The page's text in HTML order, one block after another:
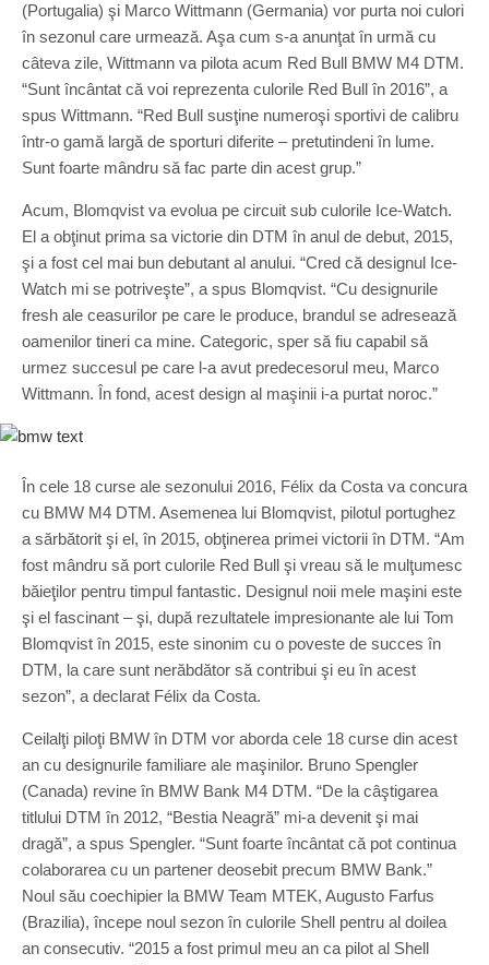
(Portugalia) şi Marco Wittmann (Germania) vor purta noi culori
în sezonul care urmează. Aşa cum s-a anunţat în urmă cu
câteva zile, Wittmann va pilota acum Red Bull BMW M4 DTM.
“Sunt încântat că voi reprezenta culorile Red Bull în 2016”, a
spus Wittmann. “Red Bull susţine numeroşi sportivi de calibru
într-o gamă largă de sporturi diferite – pretutindeni în lume.
Sunt foarte mândru să fac parte din acest grup.”
Acum, Blomqvist va evolua pe circuit sub culorile Ice-Watch.
El a obţinut prima sa victorie din DTM în anul de debut, 2015,
şi a fost cel mai bun debutant al anului. “Cred că designul Ice-
Watch mi se potriveşte”, a spus Blomqvist. “Cu designurile
fresh ale ceasurilor pe care le produce, brandul se adresează
oamenilor tineri ca mine. Categoric, sper să fiu capabil să
urmez succesul pe care l-a avut predecesorul meu, Marco
Wittmann. În fond, acest design al maşinii i-a purtat noroc.”
În cele 18 curse ale sezonului 2016, Félix da Costa va concura
cu BMW M4 DTM. Asemenea lui Blomqvist, pilotul portughez
a sărbătorit şi el, în 2015, obţinerea primei victorii în DTM. “Am
fost mândru să port culorile Red Bull şi vreau să le mulţumesc
băieţilor pentru timpul fantastic. Designul noii mele maşini este
şi el fascinant – şi, după rezultatele impresionante ale lui Tom
Blomqvist în 2015, este sinonim cu o poveste de succes în
DTM, la care sunt nerăbdător să contribui şi eu în acest
sezon”, a declarat Félix da Costa.
Ceilalţi piloţi BMW în DTM vor aborda cele 18 curse din acest
an cu designurile familiare ale maşinilor. Bruno Spengler
(Canada) revine în BMW Bank M4 DTM. “De la câştigarea
titlului DTM în 2012, “Bestia Neagră” mi-a devenit şi mai
dragă”, a spus Spengler. “Sunt foarte încântat că pot continua
colaborarea cu un partener deosebit precum BMW Bank.”
Noul său coechipier la BMW Team MTEK, Augusto Farfus
(Brazilia), începe noul sezon în culorile Shell pentru al doilea
an consecutiv. “2015 a fost primul meu an ca pilot al Shell